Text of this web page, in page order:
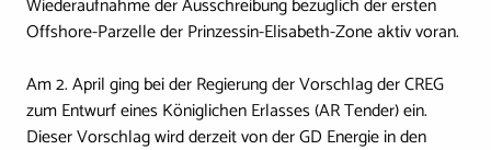
Wiederaufnahme der Ausschreibung bezüglich der ersten
Offshore-Parzelle der Prinzessin-Elisabeth-Zone aktiv voran.
Am 2. April ging bei der Regierung der Vorschlag der CREG
zum Entwurf eines Königlichen Erlasses (AR Tender) ein.
Dieser Vorschlag wird derzeit von der GD Energie in den